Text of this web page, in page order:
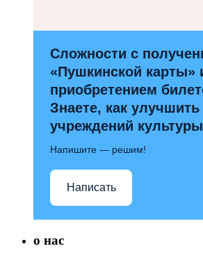
Сложности с
«Пушкинской карты»
приобретением
Знаете, как улучшить
учреждений
Напишите — решим!
Написать
о нас